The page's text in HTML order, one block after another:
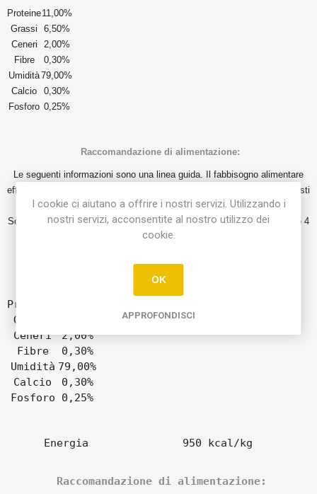
Proteine11,00%
Grassi
6,50%
Ceneri
2,00%
Fibre
0,30%
Umidità79,00%
Calcio
0,30%
Fosforo 0,25%
Raccomandazione di alimentazione:
Le seguenti informazioni sono una linea guida. Il fabbisogno alimentare
effettivo dipenderà dall'attività, dall'età e dalla taglia del tuo cane. Dovresti
quindi sempre guardare con attenzione il tuo gatto.
Somministrare 50/60 gr di umido per Kg di peso del tuo gatto (ES. gatto 4
kg , circa 200-240 gr. umido.
COMPONENTI ANALITICI
Proteine
Grassi
Ceneri
2,00%
Fibre
0,30%
Umidità 79,00%
Calcio
0,30%
Fosforo
0,25%
Energia 950 kcal/kg
Raccomandazione di alimentazione:
I cookie ci aiutano a offrire i nostri servizi. Utilizzando i
nostri servizi, acconsentite al nostro utilizzo dei
cookie.
OK
APPROFONDISCI